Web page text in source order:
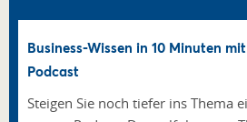
Business-Wissen in 10 Minuten
Podcast
Steigen Sie noch tiefer ins Thema